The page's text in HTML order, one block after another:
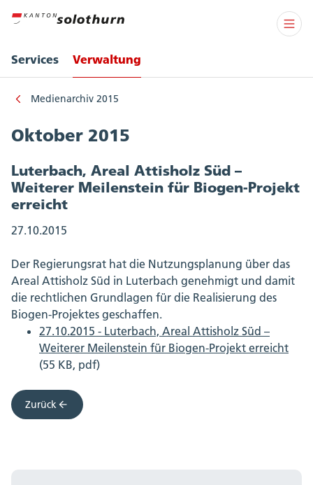
Services Verwaltung
Medienarchiv 2015
Oktober 2015
Luterbach, Areal Attisholz Süd –
Weiterer Meilenstein für Biogen-Projekt
erreicht
27.10.2015
Der Regierungsrat hat die Nutzungsplanung über das
Areal Attisholz Süd in Luterbach genehmigt und damit
die rechtlichen Grundlagen für die Realisierung des
Biogen-Projektes geschaffen.
27.10.2015 - Luterbach, Areal Attisholz Süd –
Weiterer Meilenstein für Biogen-Projekt erreicht
(55 KB, pdf)
Zurück